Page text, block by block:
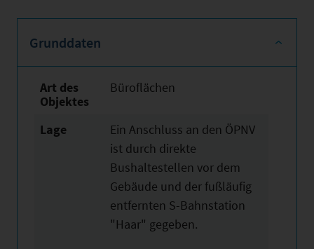
Grunddaten
Art des
Objektes
Büroflächen
Lage
Ein Anschluss an den ÖPNV
ist durch direkte
Bushaltestellen vor dem
Gebäude und der fußläufig
entfernten S-Bahnstation
"Haar" gegeben.